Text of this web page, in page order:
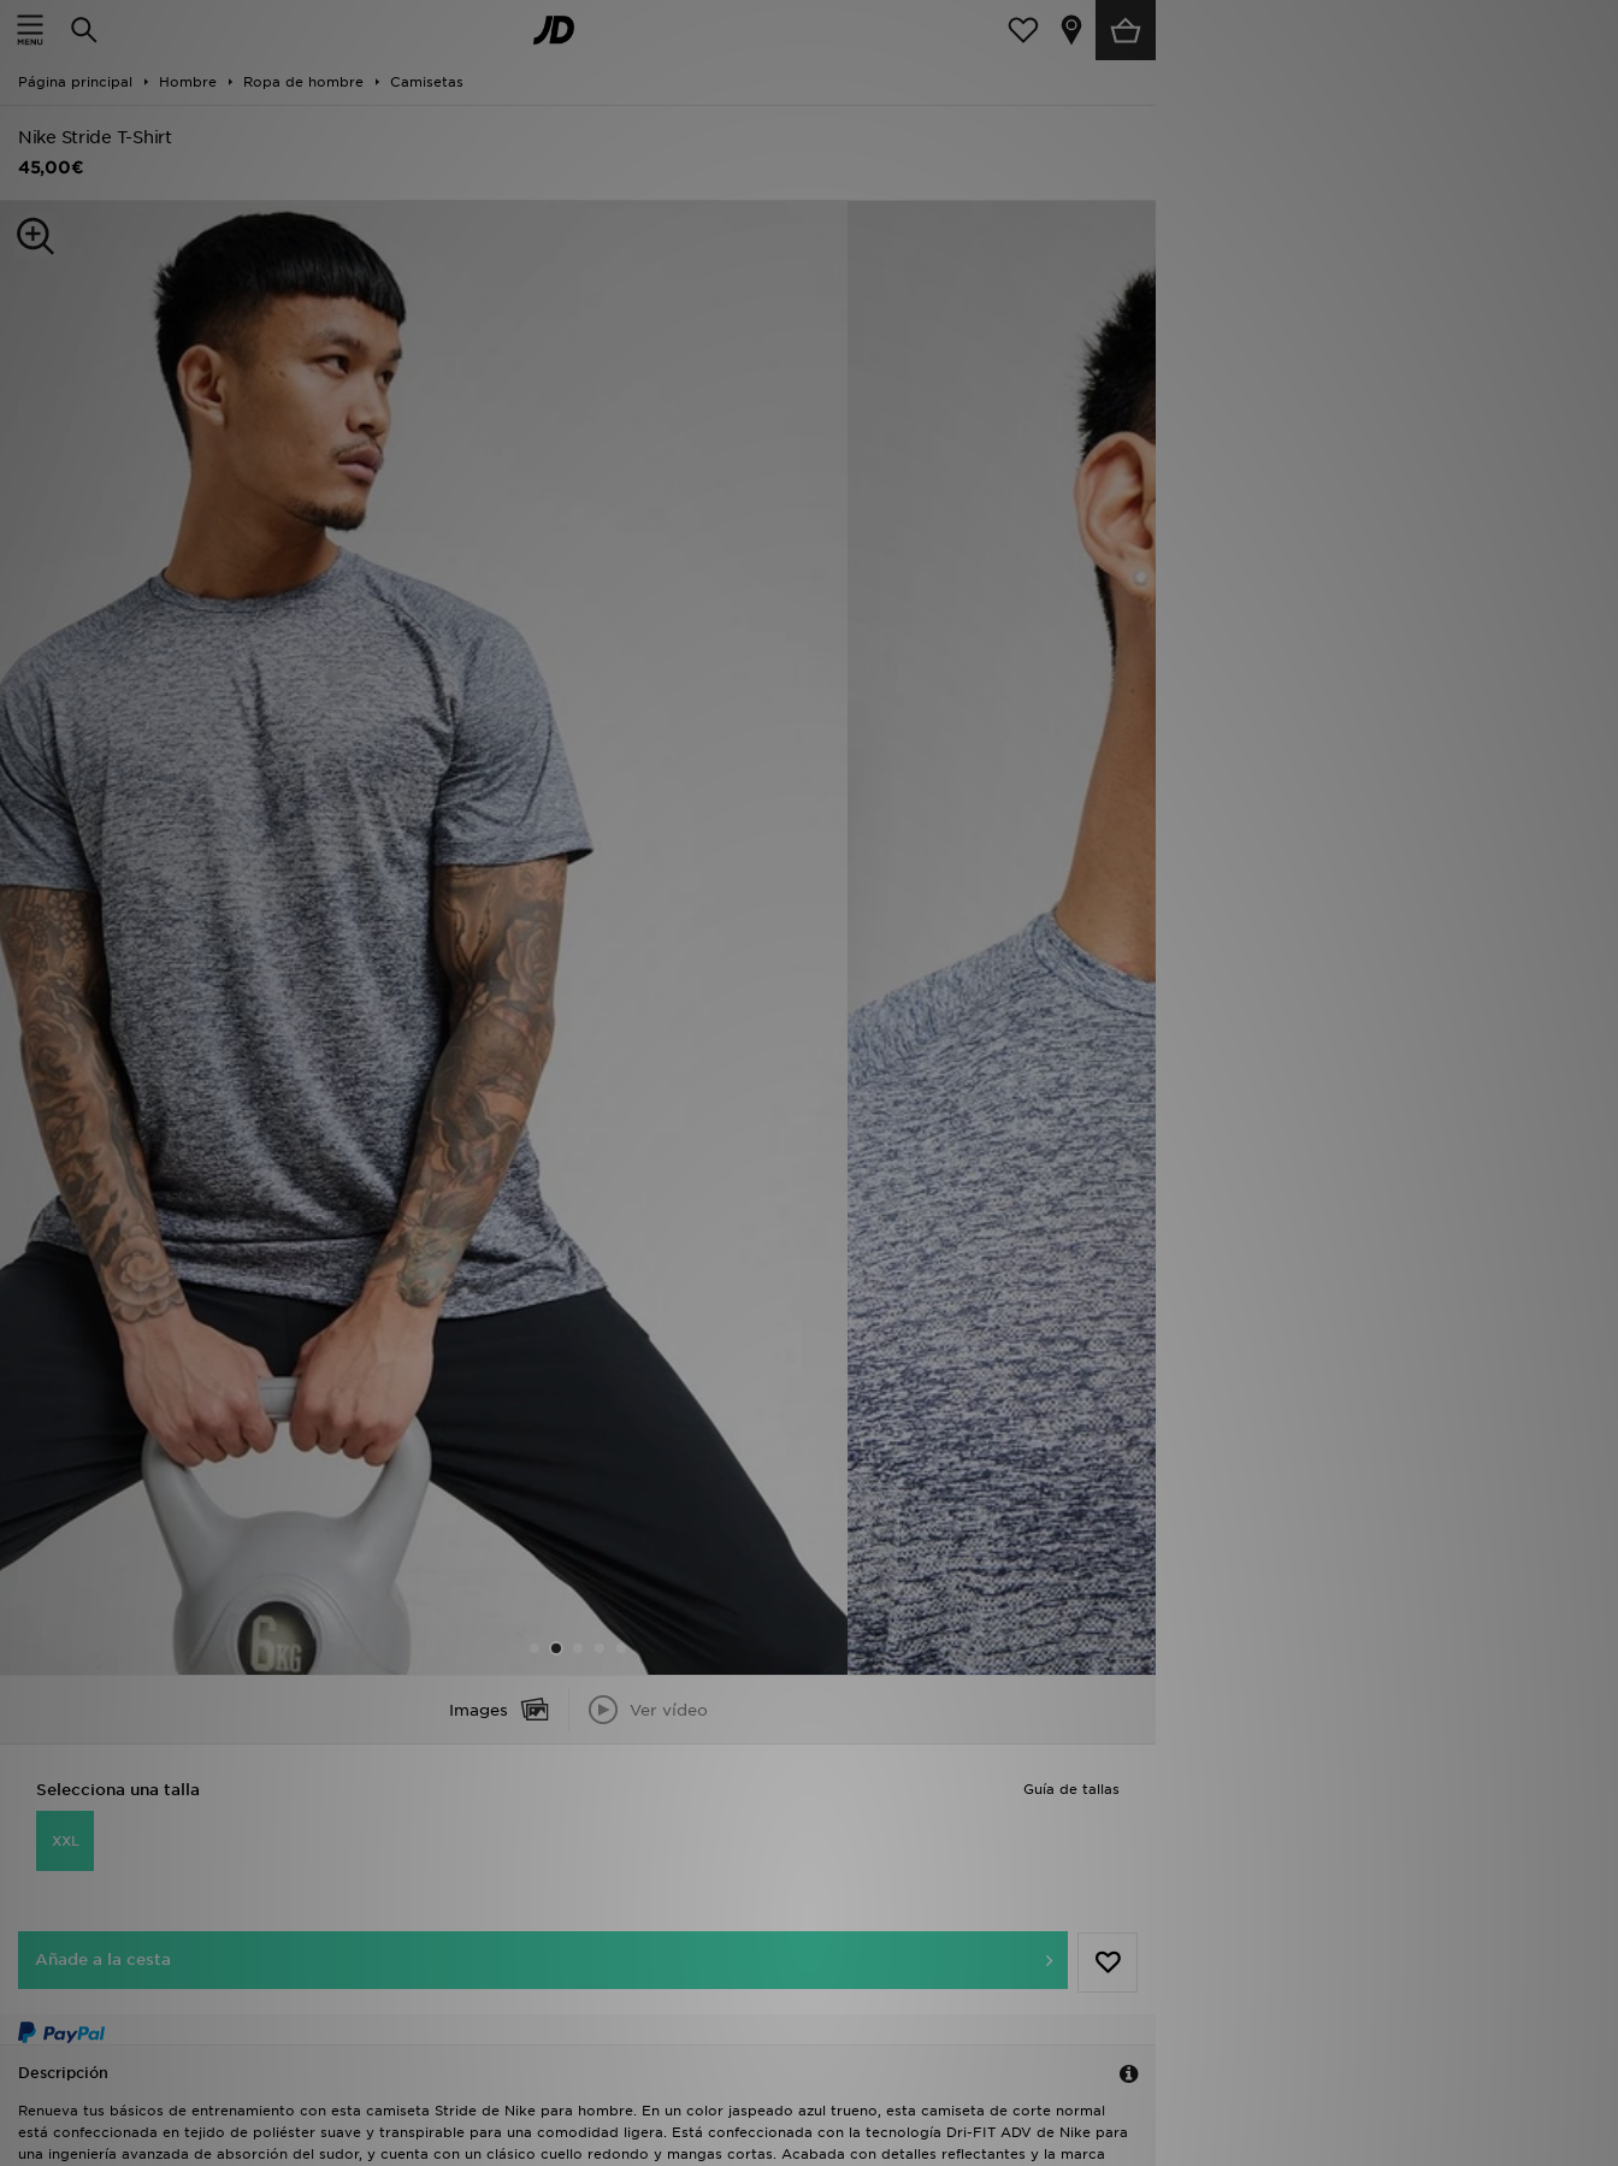
Página principal Hombre Ropa de hombre Camisetas
Nike Stride T-Shirt
45,00€
Images Ver vídeo
Guía de tallas
Selecciona una talla
XXL
Añade a la cesta
Descripción
Renueva tus básicos de entrenamiento con esta camiseta Stride de Nike para hombre. En un color jaspeado azul trueno, esta camiseta de corte normal
está confeccionada en tejido de poliéster suave y transpirable para una comodidad ligera. Está confeccionada con la tecnología Dri-FIT ADV de Nike para
una ingeniería avanzada de absorción del sudor, y cuenta con un clásico cuello redondo y mangas cortas. Acabada con detalles reflectantes y la marca
Hombre
Mujer
Estilo
Deportes & Fitness
TARJETA REGALO